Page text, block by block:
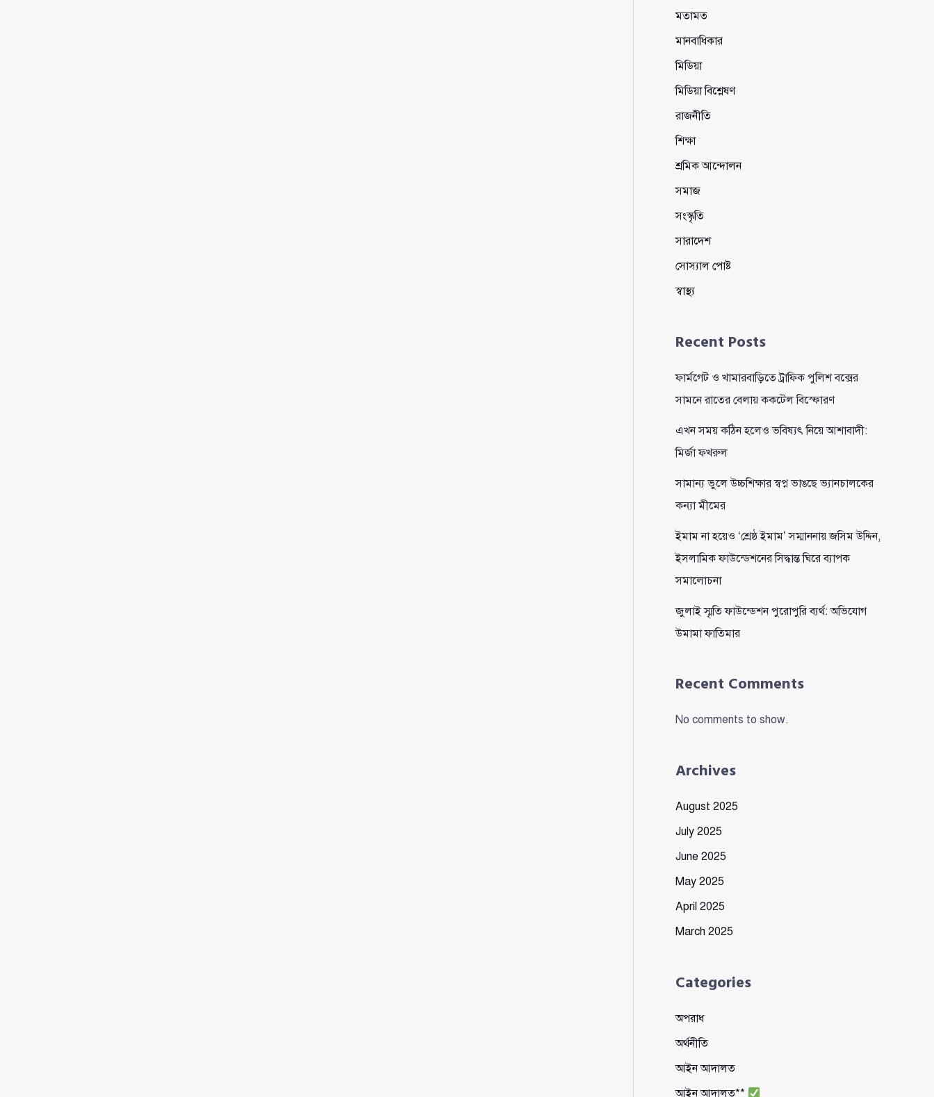
মতামত
মানবাধিকার
মিডিয়া
মিডিয়া বিশ্লেষণ
রাজনীতি
শিক্ষা
শ্রমিক আন্দোলন
সমাজ
সংস্কৃতি
সারাদেশ
সোস্যাল পোষ্ট
স্বাস্থ্য
Recent Posts
ফার্মগেট ও খামারবাড়িতে ট্রাফিক পুলিশ বক্সের
সামনে রাতের বেলায় ককটেল বিস্ফোরণ
এখন সময় কঠিন হলেও ভবিষ্যৎ নিয়ে আশাবাদী:
মির্জা ফখরুল
সামান্য ভুলে উচ্চশিক্ষার স্বপ্ন ভাঙছে ভ্যানচালকের
কন্যা মীমের
ইমাম না হয়েও ‘শ্রেষ্ঠ ইমাম’ সম্মাননায় জসিম উদ্দিন,
ইসলামিক ফাউন্ডেশনের সিদ্ধান্ত ঘিরে ব্যাপক
সমালোচনা
জুলাই স্মৃতি ফাউন্ডেশন পুরোপুরি ব্যর্থ: অভিযোগ
উমামা ফাতিমার
Recent Comments
No comments to show.
Archives
August 2025
July 2025
June 2025
May 2025
April 2025
March 2025
Categories
অপরাধ
অর্থনীতি
আইন আদালত
আইন আদালত**